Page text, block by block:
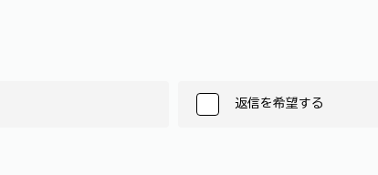
返信を希望する